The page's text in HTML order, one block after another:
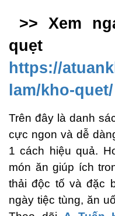
>> Xem
https://
lam/kho-quet/
Trên đây là danh
cực ngon và dễ
1 cách hiệu quả.
món ăn giúp ích
thải độc tố và đặc
ngày tiệc tùng, ăn